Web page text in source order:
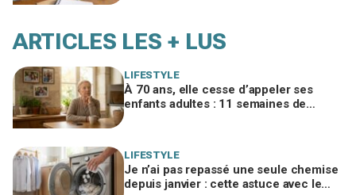
ARTICLES LES + LUS
LIFESTYLE
À 70 ans, elle cesse d’appeler ses
enfants adultes : 11 semaines de
LIFESTYLE
Je n’ai pas repassé une seule chemise
depuis janvier : cette astuce avec le